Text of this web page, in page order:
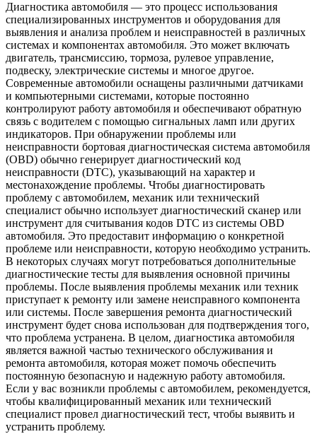
Диагностика автомобиля — это процесс использования
специализированных инструментов и оборудования для
выявления и анализа проблем и неисправностей в различных
системах и компонентах автомобиля. Это может включать
двигатель, трансмиссию, тормоза, рулевое управление,
подвеску, электрические системы и многое другое.
Современные автомобили оснащены различными датчиками
и компьютерными системами, которые постоянно
контролируют работу автомобиля и обеспечивают обратную
связь с водителем с помощью сигнальных ламп или других
индикаторов. При обнаружении проблемы или
неисправности бортовая диагностическая система автомобиля
(OBD) обычно генерирует диагностический код
неисправности (DTC), указывающий на характер и
местонахождение проблемы. Чтобы диагностировать
проблему с автомобилем, механик или технический
специалист обычно использует диагностический сканер или
инструмент для считывания кодов DTC из системы OBD
автомобиля. Это предоставит информацию о конкретной
проблеме или неисправности, которую необходимо устранить.
В некоторых случаях могут потребоваться дополнительные
диагностические тесты для выявления основной причины
проблемы. После выявления проблемы механик или техник
приступает к ремонту или замене неисправного компонента
или системы. После завершения ремонта диагностический
инструмент будет снова использован для подтверждения того,
что проблема устранена. В целом, диагностика автомобиля
является важной частью технического обслуживания и
ремонта автомобиля, которая может помочь обеспечить
постоянную безопасную и надежную работу автомобиля.
Если у вас возникли проблемы с автомобилем, рекомендуется,
чтобы квалифицированный механик или технический
специалист провел диагностический тест, чтобы выявить и
устранить проблему.